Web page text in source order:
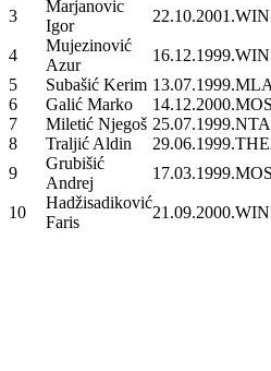
3
Marjanovic
Igor
22.10.2001.
4
Mujezinović
Azur
16.12.1999.
5
Subašić Kerim 13.07.1999.
6
Galić Marko 14.12.2000.
7
Miletić Njegoš 25.07.1999.
8
Traljić Aldin 29.06.1999.
9
Grubišić
Andrej
17.03.1999.
10
Hadžisadiković
Faris
21.09.2000.